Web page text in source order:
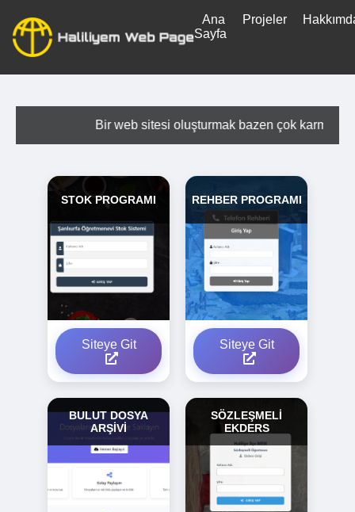
Bir web sitesi oluşturmak bazen çok karmaşık gelebilir.
Hiçbir yazılım ve tasarım bilmeden kolayca web sitesi
sahibi olmak ister misin?
Ana
Sayfa
Projeler
Bir web sitesi oluşturmak bazen çok karmaşık
STOK PROGRAMI
Siteye Git
REHBER PROGRAMI
Siteye Git
BULUT DOSYA
ARŞİVİ
SÖZLEŞMELİ
EKDERS